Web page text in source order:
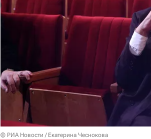
© РИА Новости / Екатерина Чеснокова